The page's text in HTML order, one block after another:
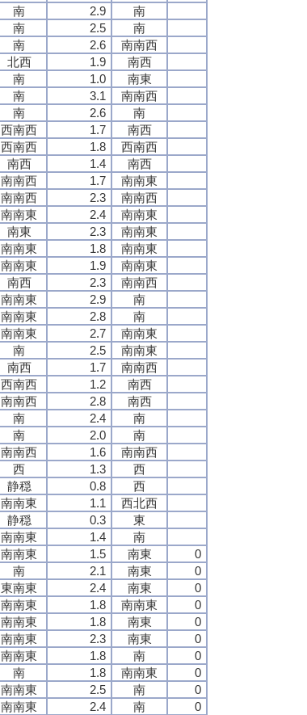
南 2.9
南
南 2.5
南
南 2.6
南南西
北西 1.9
南西
南 1.0
南東
南 3.1
南南西
南 2.6
南
西南西 1.7
南西
西南西 1.8
西南西
南西 1.4
南西
南南西 1.7
南南東
南南西 2.3
南南西
南南東 2.4
南南東
南東 2.3
南南東
南南東 1.8
南南東
南南東 1.9
南南東
南西 2.3
南南西
南南東 2.9
南
南南東 2.8
南
南南東 2.7
南南東
南 2.5
南南東
南西 1.7
南南西
西南西 1.2
南西
南南西 2.8
南西
南 2.4
南
南 2.0
南
南南西 1.6
南南西
西 1.3
西
静穏 0.8
西
南南東 1.1
西北西
静穏 0.3
東
南南東 1.4
南
南南東 1.5 南東
0
南 2.1 南東
0
東南東 2.4 南東
0
南南東 1.8 南南東
0
南南東 1.8 南東
0
南南東 2.3 南東
0
南南東 1.8 南
0
南 1.8 南南東
0
南南東 2.5 南
0
南南東 2.4 南
0